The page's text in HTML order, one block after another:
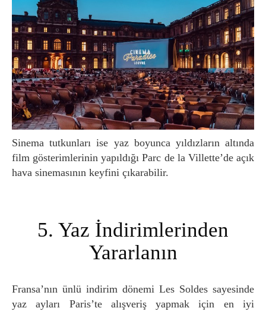
Sinema tutkunları ise yaz boyunca yıldızların altında
film gösterimlerinin yapıldığı Parc de la Villette’de açık
hava sinemasının keyfini çıkarabilir.
5. Yaz İndirimlerinden
Yararlanın
Fransa’nın ünlü indirim dönemi Les Soldes sayesinde
yaz ayları Paris’te alışveriş yapmak için en iyi